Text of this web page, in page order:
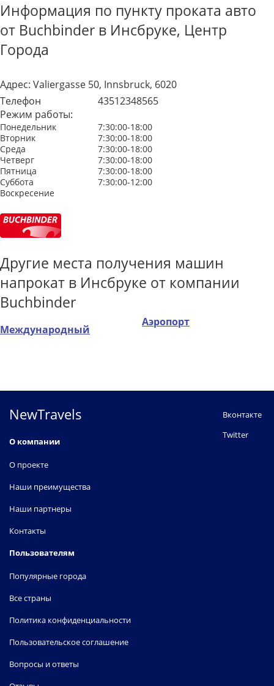
Информация по пункту проката авто
от Buchbinder в Инсбруке, Центр
Города
Адрес: Valiergasse 50, Innsbruck, 6020
Телефон
43512348565
Режим работы:
Понедельник
7:30:00-18:00
Вторник
7:30:00-18:00
Среда
7:30:00-18:00
Четверг
7:30:00-18:00
Пятница
7:30:00-18:00
Суббота
7:30:00-12:00
Воскресение
Другие места получения машин
напрокат в Инсбруке от компании
Buchbinder
Международный
Аэропорт
NewTravels
О компании
О проекте
Наши преимущества
Наши партнеры
Контакты
Пользователям
Популярные города
Все страны
Политика конфиденциальности
Пользовательское соглашение
Вопросы и ответы
Вконтакте
Twitter